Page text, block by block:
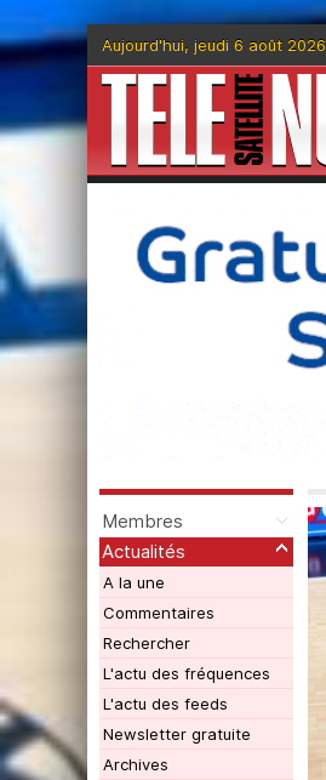
Aujourd'hui, jeudi 6 août 2026
Membres
Actualités
A la une
Commentaires
Rechercher
L'actu des fréquences
L'actu des feeds
Newsletter gratuite
Archives